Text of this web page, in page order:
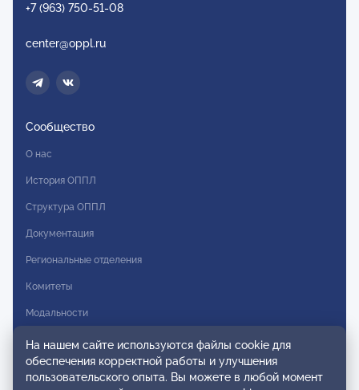
+7 (963) 750-51-08
center@oppl.ru
Сообщество
О нас
История ОППЛ
Структура ОППЛ
Документация
Региональные отделения
Комитеты
Модальности
Вступление в ОППЛ
Реестры
На нашем сайте используются файлы cookie для
обеспечения корректной работы и улучшения
пользовательского опыта. Вы можете в любой момент